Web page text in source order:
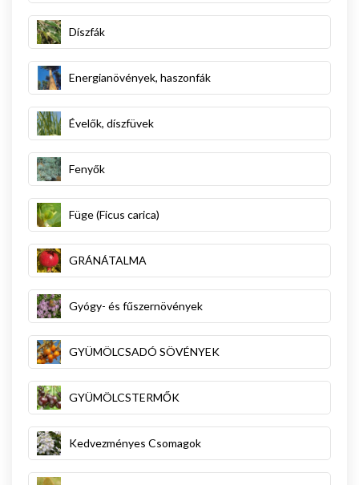
Díszfák
Energianövények, haszonfák
Évelők, díszfüvek
Fenyők
Füge (Ficus carica)
GRÁNÁTALMA
Gyógy- és fűszernövények
GYÜMÖLCSADÓ SÖVÉNYEK
GYÜMÖLCSTERMŐK
Kedvezményes Csomagok